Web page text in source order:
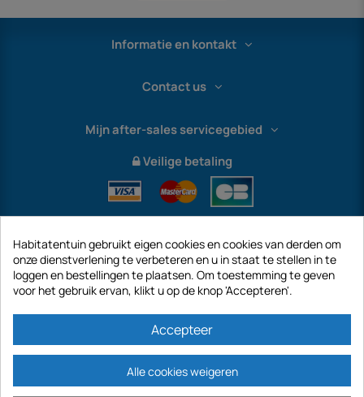
Informatie en kontakt
Contact us
Mijn after-sales servicegebied
Veilige betaling
International
Habitatentuin gebruikt eigen cookies en cookies van derden om
onze dienstverlening te verbeteren en u in staat te stellen in te
loggen en bestellingen te plaatsen. Om toestemming te geven
voor het gebruik ervan, klikt u op de knop 'Accepteren'.
Accepteer
Alle cookies weigeren